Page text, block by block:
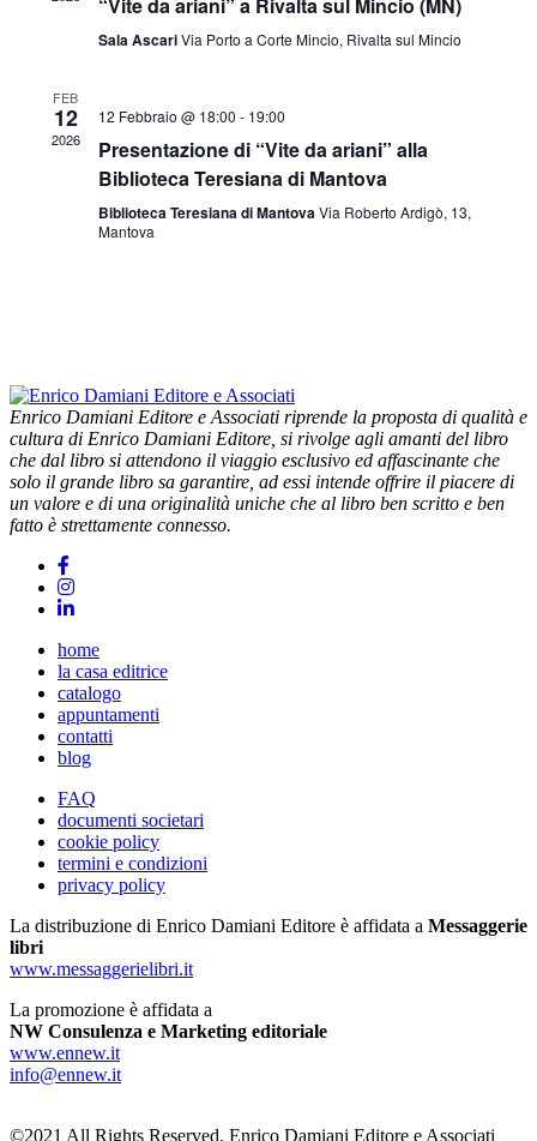
“Vite da ariani” a Rivalta sul Mincio (MN)
Sala AscariVia Porto a Corte Mincio, Rivalta sul Mincio
FEB
12
2026
12 Febbraio @ 18:00 - 19:00
Presentazione di “Vite da ariani” alla
Biblioteca Teresiana di Mantova
Biblioteca Teresiana di MantovaVia Roberto Ardigò, 13,
Mantova
Enrico Damiani Editore e Associati riprende la proposta di qualità e
cultura di Enrico Damiani Editore, si rivolge agli amanti del libro
che dal libro si attendono il viaggio esclusivo ed affascinante che
solo il grande libro sa garantire, ad essi intende offrire il piacere di
un valore e di una originalità uniche che al libro ben scritto e ben
fatto è strettamente connesso.
home
la casa editrice
catalogo
appuntamenti
contatti
blog
FAQ
documenti societari
cookie policy
termini e condizioni
privacy policy
La distribuzione di Enrico Damiani Editore è affidata a Messaggerie
libri
www.messaggerielibri.it
La promozione è affidata a
NW Consulenza e Marketing editoriale
www.ennew.it
info@ennew.it
©2021 All Rights Reserved. Enrico Damiani Editore e Associati